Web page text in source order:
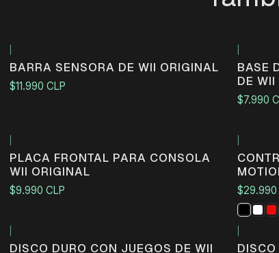
BARRA SENSORA DE WII ORIGINAL
$11.990 CLP
BASE
DE
$7.990
PLACA FRONTAL PARA CONSOLA
WII ORIGINAL
$9.990 CLP $29.990
DISCO DURO CON JUEGOS DE WII